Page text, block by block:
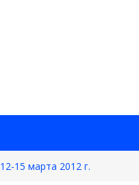
12-15 марта 2012 г.